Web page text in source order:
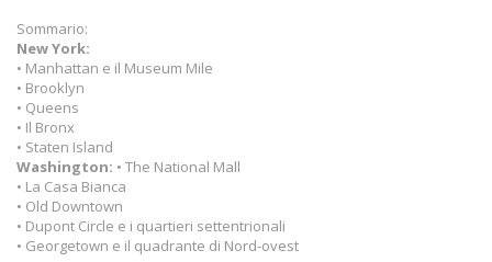
Sommario:
New York:
• Manhattan e il Museum Mile
• Brooklyn
• Queens
• Il Bronx
• Staten Island
Washington: • The National Mall
• La Casa Bianca
• Old Downtown
• Dupont Circle e i quartieri settentrionali
• Georgetown e il quadrante di Nord-ovest